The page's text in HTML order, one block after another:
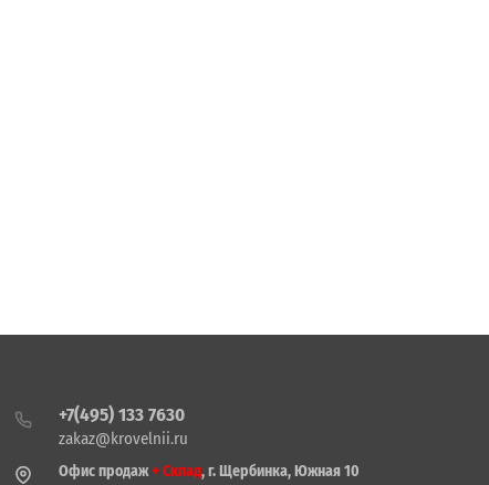
+7(495) 133 7630
zakaz@krovelnii.ru
Офис продаж+ Склад, г. Щербинка, Южная 10